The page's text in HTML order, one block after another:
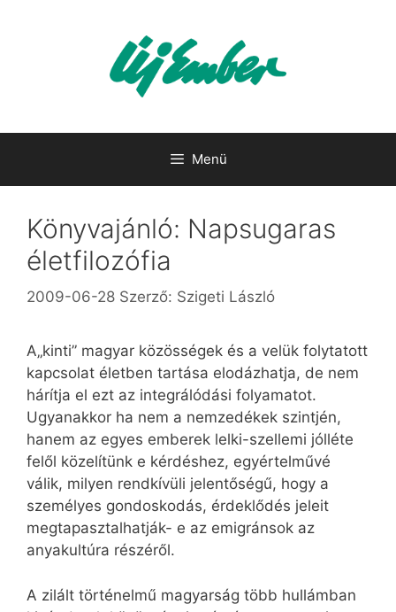
Menü
Könyvajánló: Napsugaras
életfilozófia
2009-06-28 Szerző: Szigeti László
A„kinti” magyar közösségek és a velük folytatott
kapcsolat életben tartása elodázhatja, de nem
hárítja el ezt az integrálódási folyamatot.
Ugyanakkor ha nem a nemzedékek szintjén,
hanem az egyes emberek lelki-szellemi jólléte
felől közelítünk e kérdéshez, egyértelművé
válik, milyen rendkívüli jelentőségű, hogy a
személyes gondoskodás, érdeklődés jeleit
megtapasztalhatják- e az emigránsok az
anyakultúra részéről.
A zilált történelmű magyarság több hullámban